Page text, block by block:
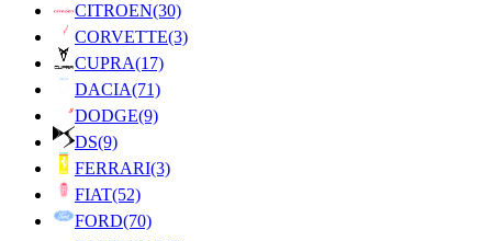
CITROEN(30)
CORVETTE(3)
CUPRA(17)
DACIA(71)
DODGE(9)
DS(9)
FERRARI(3)
FIAT(52)
FORD(70)